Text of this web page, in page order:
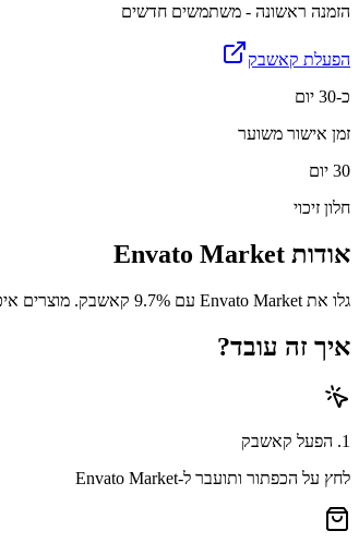
הזמנה ראשונה - משתמשים חדשים
הפעלת קאשבק
כ-30 יום
זמן אישור משוער
30 יום
חלון זיכוי
אודות Envato Market
גלו את Envato Market עם 9.7% קאשבק. מוצרים איכותיים ועוד חיסכון על כל קנייה.
איך זה עובד?
1
. הפעל קאשבק
לחץ על הכפתור ותועבר ל-Envato Market